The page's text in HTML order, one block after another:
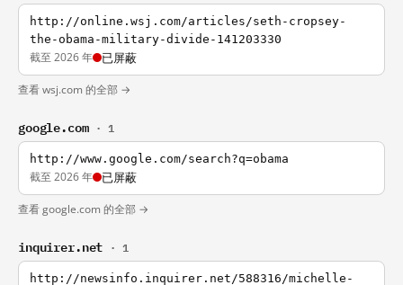
http://online.wsj.com/articles/seth-cropsey-
the-obama-military-divide-141203330
截至 2026 年 已屏蔽
查看 wsj.com 的全部 →
google.com · 1
http://www.google.com/search?q=obama
截至 2026 年 已屏蔽
查看 google.com 的全部 →
inquirer.net · 1
http://newsinfo.inquirer.net/588316/michelle-